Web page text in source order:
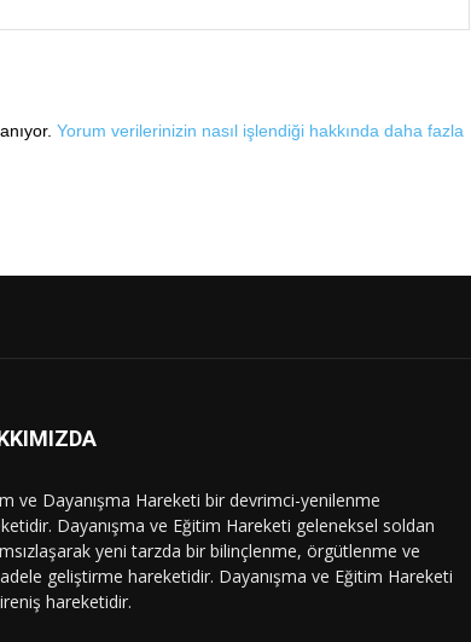
Yorum verilerinizin nasıl işlendiği hakkında daha fazla
ve Dayanışma Hareketi bir devrimci-yenilenme
Dayanışma ve Eğitim Hareketi geleneksel soldan
yeni tarzda bir bilinçlenme, örgütlenme ve
geliştirme hareketidir. Dayanışma ve Eğitim Hareketi
hareketidir.